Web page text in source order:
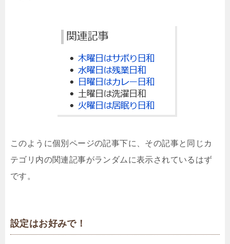
このように個別ページの記事下に、その記事と同じカ
テゴリ内の関連記事がランダムに表示されているはず
です。
設定はお好みで！